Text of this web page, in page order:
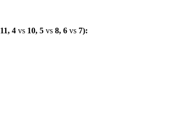
11, 4 vs 10, 5 vs 8, 6 vs 7):